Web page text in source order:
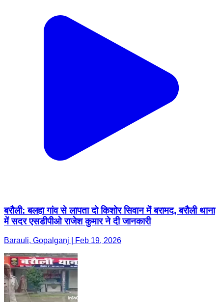
बरौली: बलहा गांव से लापता दो किशोर सिवान में बरामद, बरौली थाना
में सदर एसडीपीओ राजेश कुमार ने दी जानकारी
Barauli, Gopalganj | Feb 19, 2026